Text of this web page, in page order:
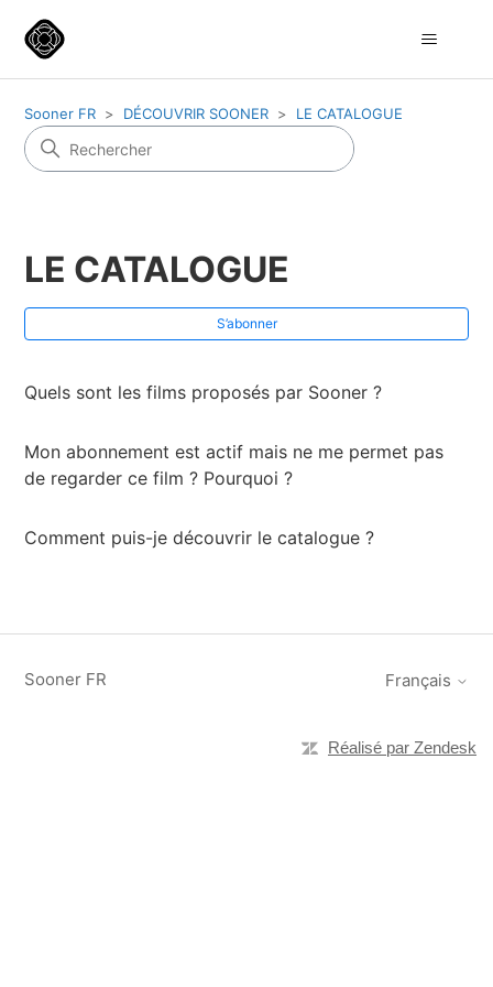
Sooner FR DÉCOUVRIR SOONER LE CATALOGUE
LE CATALOGUE
S’abonner
Quels sont les films proposés par Sooner ?
Mon abonnement est actif mais ne me permet pas
de regarder ce film ? Pourquoi ?
Comment puis-je découvrir le catalogue ?
Sooner FR Français
Réalisé par Zendesk